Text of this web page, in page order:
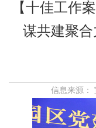
【十佳工作
谋共建聚
信息来源：